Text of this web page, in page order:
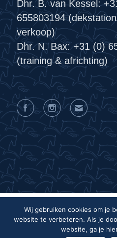
Dhr. B. van Kessel:
655803194
verkoop)
Dhr. N. Bax: +31 (0)
(training & africhting)
Privacyverklaring
Wij gebruiken cookies om je
website te verbeteren. Als je
website, ga je